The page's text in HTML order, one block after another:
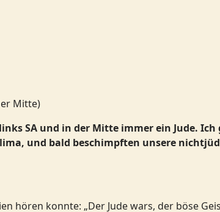
Mitte)
SA und in der Mitte immer ein Jude. Ich
und bald beschimpften unsere
hören konnte: „Der Jude wars, der böse